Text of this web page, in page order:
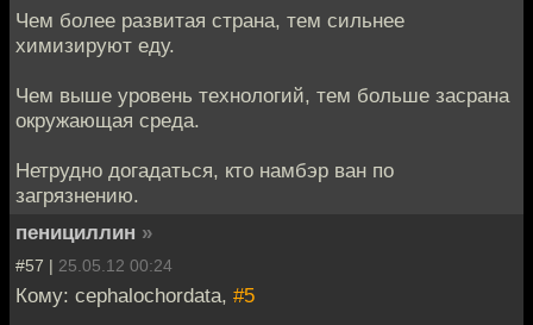
Чем более развитая страна, тем сильнее
химизируют еду.
Чем выше уровень технологий, тем больше засрана
окружающая среда.
Нетрудно догадаться, кто намбэр ван по
загрязнению.
пенициллин »
#57 | 25.05.12 00:24
Кому: cephalochordata, #5